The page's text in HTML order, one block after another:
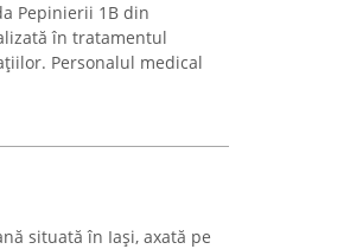
Pepinierii 1B din
în tratamentul
Personalul medical
situată în Iași, axată pe